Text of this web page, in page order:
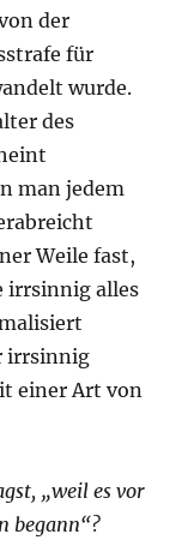
der
für
wurde.
des
man jedem
Weile fast,
irrsinnig alles
irrsinnig
einer Art von
„weil es vor
begann“?